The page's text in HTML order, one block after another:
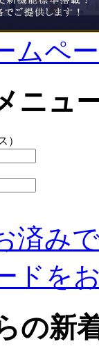
ムペ
ニュ
）
済み
ドを
の新